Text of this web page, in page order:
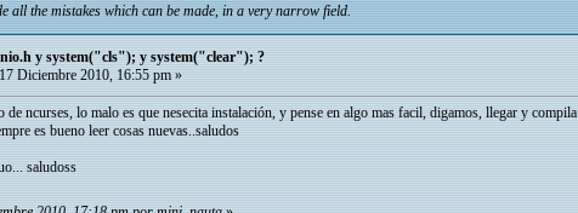
all the mistakes which can be made, in a very narrow field.
y system("cls"); y system("clear"); ?
17 Diciembre 2010, 16:55 pm »
de ncurses, lo malo es que nesecita instalación, y pense en algo mas facil, digamos, llegar y
es bueno leer cosas nuevas..saludos
saludoss